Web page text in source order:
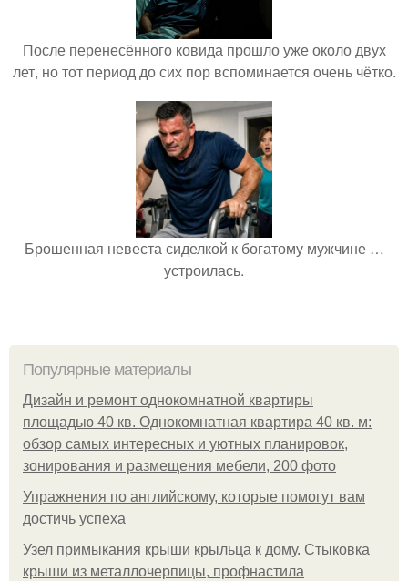
После перенесённого ковида прошло уже около двух
лет, но тот период до сих пор вспоминается очень чётко.
Брошенная невеста сиделкой к богатому мужчине …
устроилась.
Популярные материалы
Дизайн и ремонт однокомнатной квартиры
площадью 40 кв. Однокомнатная квартира 40 кв. м:
обзор самых интересных и уютных планировок,
зонирования и размещения мебели, 200 фото
Упражнения по английскому, которые помогут вам
достичь успеха
Узел примыкания крыши крыльца к дому. Стыковка
крыши из металлочерпицы, профнастила